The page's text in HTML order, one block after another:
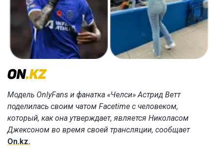
Модель OnlyFans и фанатка «Челси» Астрид Ветт
поделилась своим чатом Facetime с человеком,
который, как она утверждает, является Николасом
Джексоном во время своей трансляции, сообщает
On.kz.